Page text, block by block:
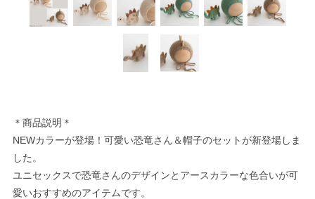
＊商品説明＊
NEWカラーが登場！可愛い恐竜さん＆帽子のセットが新登場しま
した。
ユニセックスで恐竜さんのデザインとアースカラーな色合いが可
愛いおすすめのアイテムです。